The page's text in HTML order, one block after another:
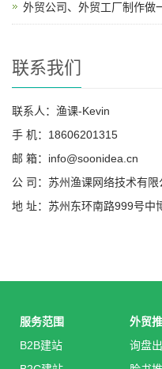
外贸公司、外贸工厂制作做
联系我们
联系人：渔课-Kevin
手 机：18606201315
邮 箱：info@soonidea.cn
公 司：苏州渔课网络技术有限
地 址：苏州东环南路999号中
服务范围
B2B建站
外贸
询盘